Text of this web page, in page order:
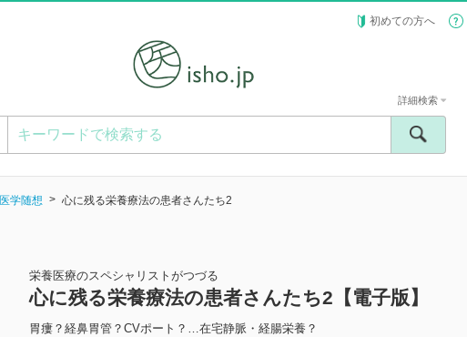
初めての方へ
詳細検索
医学随想 心に残る栄養療法の患者さんたち2
栄養医療のスペシャリストがつづる
心に残る栄養療法の患者さんたち2【電子版】
胃瘻？経鼻胃管？CVポート？…在宅静脈・経腸栄養？